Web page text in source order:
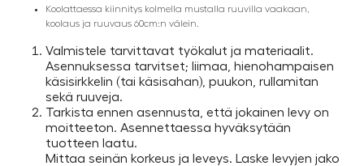
Koolattaessa kiinnitys kolmella mustalla ruuvilla vaakaan,
koolaus ja ruuvaus 60cm:n välein.
Valmistele tarvittavat työkalut ja materiaalit.
Asennuksessa tarvitset; liimaa, hienohampaisen
käsisirkkelin (tai käsisahan), puukon, rullamitan
sekä ruuveja.
Tarkista ennen asennusta, että jokainen levy on
moitteeton. Asennettaessa hyväksytään
tuotteen laatu.
Mittaa seinän korkeus ja leveys. Laske levyjen jako